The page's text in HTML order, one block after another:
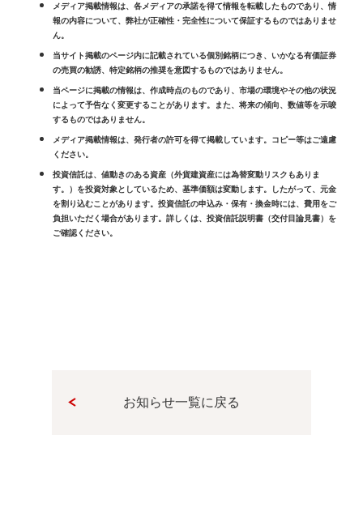
メディア掲載情報は、各メディアの承諾を得て情報を転載したものであり、情
報の内容について、弊社が正確性・完全性について保証するものではありませ
ん。
当サイト掲載のページ内に記載されている個別銘柄につき、いかなる有価証券
の売買の勧誘、特定銘柄の推奨を意図するものではありません。
当ページに掲載の情報は、作成時点のものであり、市場の環境やその他の状況
によって予告なく変更することがあります。また、将来の傾向、数値等を示唆
するものではありません。
メディア掲載情報は、発行者の許可を得て掲載しています。コピー等はご遠慮
ください。
投資信託は、値動きのある資産（外貨建資産には為替変動リスクもありま
す。）を投資対象としているため、基準価額は変動します。したがって、元金
を割り込むことがあります。投資信託の申込み・保有・換金時には、費用をご
負担いただく場合があります。詳しくは、投資信託説明書（交付目論見書）を
ご確認ください。
お知らせ一覧に戻る